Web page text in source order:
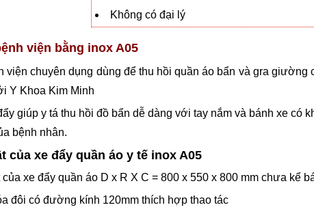
Không có đại lý
viện bằng inox A05
viện chuyên dụng dùng để thu hồi quần áo bẩn và gra
Y Khoa Kim Minh
giúp y tá thu hồi đồ bẩn dễ dàng với tay nắm và bánh xe
bệnh nhân.
của xe đẩy quần áo y tế inox A05
xe đẩy quần áo D x R X C = 800 x 550 x 800 mm chưa kể
đôi có đường kính 120mm thích hợp thao tác